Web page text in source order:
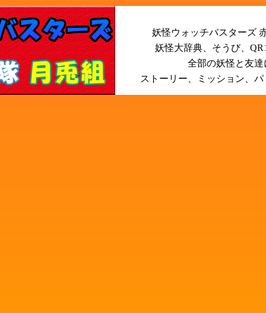
妖怪ウォッチバスターズ
妖怪大辞典、そうび、
全部の妖怪と友
ストーリー、ミッション、